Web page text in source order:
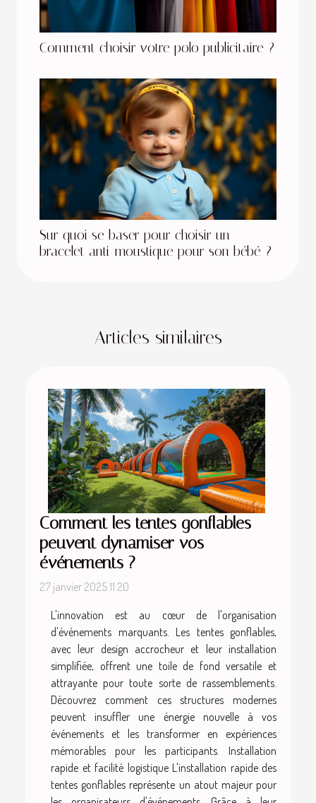
Comment choisir votre polo publicitaire ?
Sur quoi se baser pour choisir un
bracelet anti-moustique pour son bébé ?
Articles similaires
Comment les tentes gonflables
peuvent dynamiser vos
événements ?
27 janvier 2025 11:20
L'innovation est au cœur de l'organisation
d'événements marquants. Les tentes gonflables,
avec leur design accrocheur et leur installation
simplifiée, offrent une toile de fond versatile et
attrayante pour toute sorte de rassemblements.
Découvrez comment ces structures modernes
peuvent insuffler une énergie nouvelle à vos
événements et les transformer en expériences
mémorables pour les participants. Installation
rapide et facilité logistique L'installation rapide des
tentes gonflables représente un atout majeur pour